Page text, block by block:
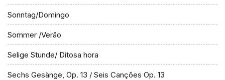
Sonntag/Domingo
Sommer /Verão
Selige Stunde/ Ditosa hora
Sechs Gesänge, Op. 13 / Seis Canções Op. 13